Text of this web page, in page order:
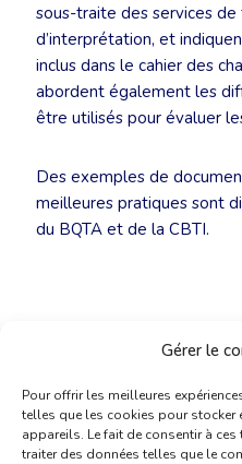
Gérer le
Pour offrir les meilleures
telles que les cookies pour stocker
appareils. Le fait de consentir à
traiter des données telles que le
sous-traite des services de
d’interprétation, et
inclus dans le cahier des
abordent également les
être utilisés pour évaluer
Des exemples de
meilleures pratiques sont
du BQTA et de la CBTI.